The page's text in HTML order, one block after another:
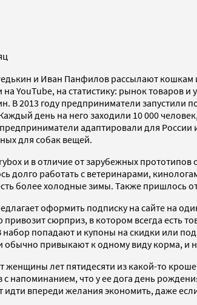
и Иван Панфилов рассылают
YouTube, на статистику: рынок товаров и
В 2013 году предприниматели запустили
день на него заходили 10 000
адаптировали для
для собак вещей.
и в отличие от зарубежных
долго работать с ветеринарами,
более холодные зимы. Также пришлось
оформить подписку на сайте на
сюрприз, в котором всегда есть
попадают и купоны на скидки или
привыкают к одному виду корма, и
женщины лет пятидесяти из какой-то
с напоминанием, что у ее дога день
идти впереди желания экономить, даже